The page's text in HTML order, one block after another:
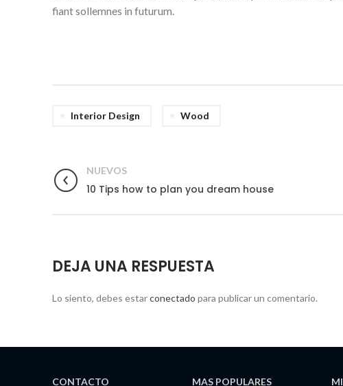
fiant sollemnes in futurum.
Interior Design Wood
NUEVOS
10 Tips how to plan you dream house
DEJA UNA RESPUESTA
Lo siento, debes estarconectado para publicar un comentario.
CONTACTO MAS POPULARES